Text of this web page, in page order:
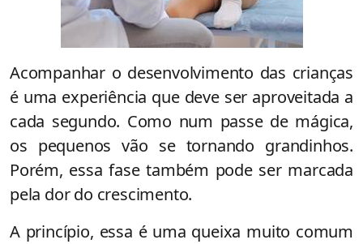
Acompanhar o desenvolvimento das crianças
é uma experiência que deve ser aproveitada a
cada segundo. Como num passe de mágica,
os pequenos vão se tornando grandinhos.
Porém, essa fase também pode ser marcada
pela dor do crescimento.
A princípio, essa é uma queixa muito comum